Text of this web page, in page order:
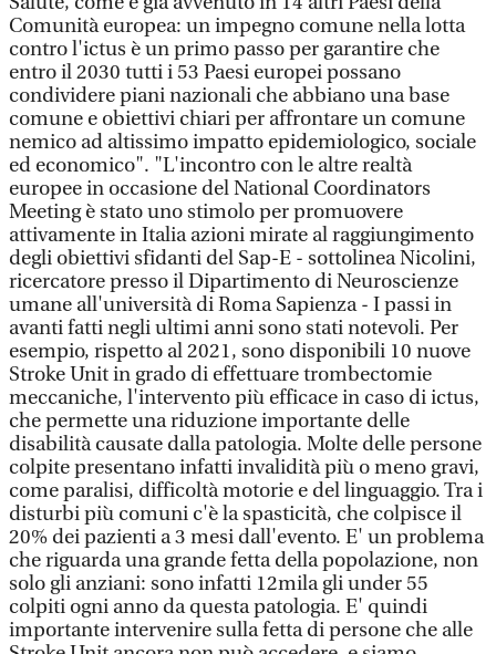
Comunità europea: un impegno comune nella lotta
contro l'ictus è un primo passo per garantire che
entro il 2030 tutti i 53 Paesi europei possano
condividere piani nazionali che abbiano una base
comune e obiettivi chiari per affrontare un comune
nemico ad altissimo impatto epidemiologico, sociale
ed economico". "L'incontro con le altre realtà
europee in occasione del National Coordinators
Meeting è stato uno stimolo per promuovere
attivamente in Italia azioni mirate al raggiungimento
degli obiettivi sfidanti del Sap-E - sottolinea Nicolini,
ricercatore presso il Dipartimento di Neuroscienze
umane all'università di Roma Sapienza - I passi in
avanti fatti negli ultimi anni sono stati notevoli. Per
esempio, rispetto al 2021, sono disponibili 10 nuove
Stroke Unit in grado di effettuare trombectomie
meccaniche, l'intervento più efficace in caso di ictus,
che permette una riduzione importante delle
disabilità causate dalla patologia. Molte delle persone
colpite presentano infatti invalidità più o meno gravi,
come paralisi, difficoltà motorie e del linguaggio. Tra i
disturbi più comuni c'è la spasticità, che colpisce il
20% dei pazienti a 3 mesi dall'evento. E' un problema
che riguarda una grande fetta della popolazione, non
solo gli anziani: sono infatti 12mila gli under 55
colpiti ogni anno da questa patologia. E' quindi
importante intervenire sulla fetta di persone che alle